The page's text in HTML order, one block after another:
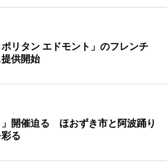
ポリタン エドモント」のフレンチ
供開始
」開催迫る ほおずき市と阿波踊り
る